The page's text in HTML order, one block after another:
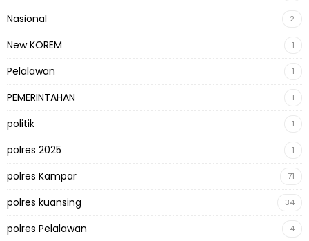
Nasional 2
New KOREM 1
Pelalawan 1
PEMERINTAHAN 1
politik 1
polres 2025 1
polres Kampar 71
polres kuansing 34
polres Pelalawan 4